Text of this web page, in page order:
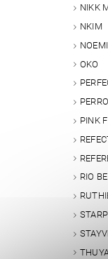
NIKK
NKIM
NOEMI
OKO
PINK
RIO